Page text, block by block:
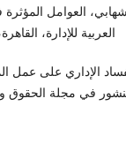
العوامل المؤثرة
العربية للإدارة، القاهرة، 2000م 20، ع 2،
الإداري على
في مجلة الحقوق